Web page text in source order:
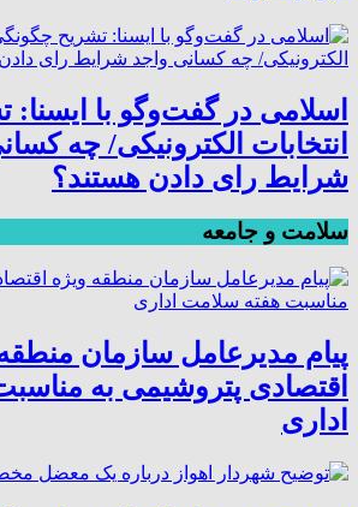
اسلامی در گفت‌وگو با
انتخابات الکترونیکی/ چه
شرایط رای دادن هستند؟
سلامت و جامعه
پیام مدیرعامل سازمان
اقتصادی پتروشیمی به
اداری